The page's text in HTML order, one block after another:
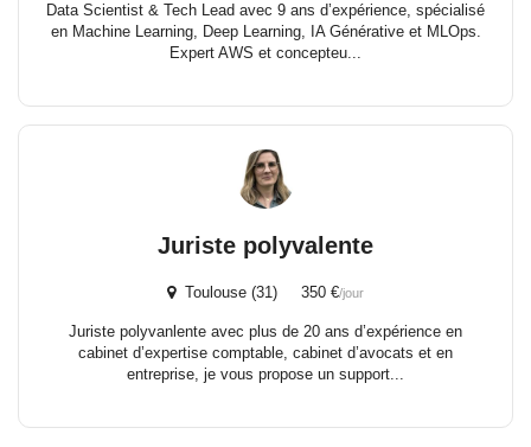
Data Scientist & Tech Lead avec 9 ans d’expérience, spécialisé
en Machine Learning, Deep Learning, IA Générative et MLOps.
Expert AWS et concepteu...
Juriste polyvalente
Toulouse (31) 350 €/jour
Juriste polyvanlente avec plus de 20 ans d’expérience en
cabinet d’expertise comptable, cabinet d’avocats et en
entreprise, je vous propose un support...